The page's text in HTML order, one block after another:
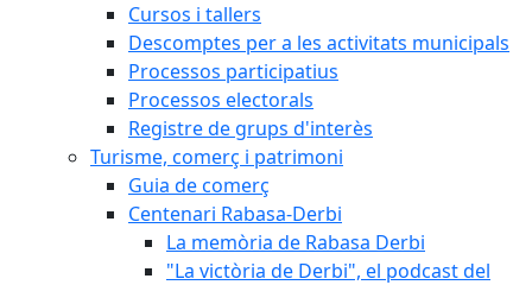
Cursos i tallers
Descomptes per a les activitats municipals
Processos participatius
Processos electorals
Registre de grups d'interès
Turisme, comerç i patrimoni
Guia de comerç
Centenari Rabasa-Derbi
La memòria de Rabasa Derbi
"La victòria de Derbi", el podcast del